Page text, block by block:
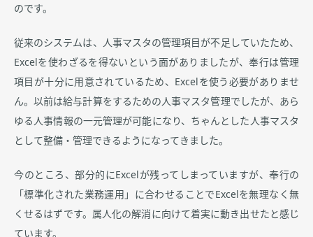
のです。
従来のシステムは、人事マスタの管理項目が不足していたため、
Excelを使わざるを得ないという面がありましたが、奉行は管理
項目が十分に用意されているため、Excelを使う必要がありませ
ん。以前は給与計算をするための人事マスタ管理でしたが、あら
ゆる人事情報の一元管理が可能になり、ちゃんとした人事マスタ
として整備・管理できるようになってきました。
今のところ、部分的にExcelが残ってしまっていますが、奉行の
「標準化された業務運用」に合わせることでExcelを無理なく無
くせるはずです。属人化の解消に向けて着実に動き出せたと感じ
ています。